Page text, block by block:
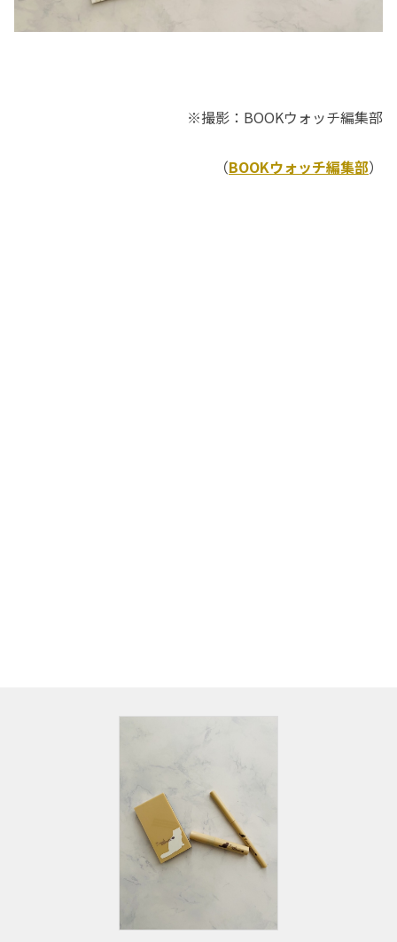
※撮影：BOOKウォッチ編集部
（BOOKウォッチ編集部）